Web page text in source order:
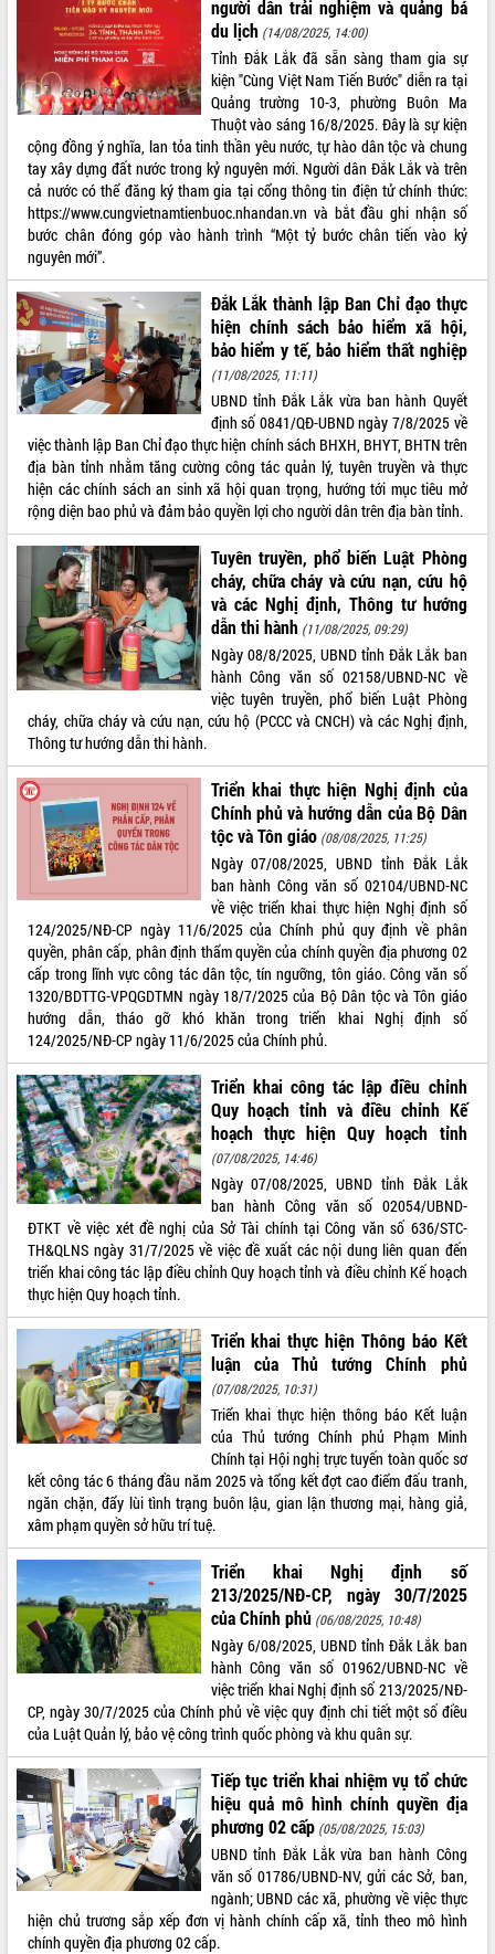
người dân trải nghiệm và quảng bá
du lịch (14/08/2025, 14:00)
Tỉnh Đắk Lắk đã sẵn sàng tham gia sự
kiện "Cùng Việt Nam Tiến Bước" diễn ra tại
Quảng trường 10-3, phường Buôn Ma
Thuột vào sáng 16/8/2025. Đây là sự kiện
cộng đồng ý nghĩa, lan tỏa tinh thần yêu nước, tự hào dân tộc và chung
tay xây dựng đất nước trong kỷ nguyên mới. Người dân Đắk Lắk và trên
cả nước có thể đăng ký tham gia tại cổng thông tin điện tử chính thức:
https://www.cungvietnamtienbuoc.nhandan.vn và bắt đầu ghi nhận số
bước chân đóng góp vào hành trình “Một tỷ bước chân tiến vào kỷ
nguyên mới”.
Đắk Lắk thành lập Ban Chỉ đạo thực
hiện chính sách bảo hiểm xã hội,
bảo hiểm y tế, bảo hiểm thất nghiệp
(11/08/2025, 11:11)
UBND tỉnh Đắk Lắk vừa ban hành Quyết
định số 0841/QĐ-UBND ngày 7/8/2025 về
việc thành lập Ban Chỉ đạo thực hiện chính sách BHXH, BHYT, BHTN trên
địa bàn tỉnh nhằm tăng cường công tác quản lý, tuyên truyền và thực
hiện các chính sách an sinh xã hội quan trọng, hướng tới mục tiêu mở
rộng diện bao phủ và đảm bảo quyền lợi cho người dân trên địa bàn tỉnh.
Tuyên truyền, phổ biến Luật Phòng
cháy, chữa cháy và cứu nạn, cứu hộ
và các Nghị định, Thông tư hướng
dẫn thi hành (11/08/2025, 09:29)
Ngày 08/8/2025, UBND tỉnh Đắk Lắk ban
hành Công văn số 02158/UBND-NC về
việc tuyên truyền, phổ biến Luật Phòng
cháy, chữa cháy và cứu nạn, cứu hộ (PCCC và CNCH) và các Nghị định,
Thông tư hướng dẫn thi hành.
Triển khai thực hiện Nghị định của
Chính phủ và hướng dẫn của Bộ Dân
tộc và Tôn giáo (08/08/2025, 11:25)
Ngày 07/08/2025, UBND tỉnh Đắk Lắk
ban hành Công văn số 02104/UBND-NC
về việc triển khai thực hiện Nghị định số
124/2025/NĐ-CP ngày 11/6/2025 của Chính phủ quy định về phân
quyền, phân cấp, phân định thẩm quyền của chính quyền địa phương 02
cấp trong lĩnh vực công tác dân tộc, tín ngưỡng, tôn giáo. Công văn số
1320/BDTTG-VPQGDTMN ngày 18/7/2025 của Bộ Dân tộc và Tôn giáo
hướng dẫn, tháo gỡ khó khăn trong triển khai Nghị định số
124/2025/NĐ-CP ngày 11/6/2025 của Chính phủ.
Triển khai công tác lập điều chỉnh
Quy hoạch tỉnh và điều chỉnh Kế
hoạch thực hiện Quy hoạch tỉnh
(07/08/2025, 14:46)
Ngày 07/08/2025, UBND tỉnh Đắk Lắk
ban hành Công văn số 02054/UBND-
ĐTKT về việc xét đề nghị của Sở Tài chính tại Công văn số 636/STC-
TH&QLNS ngày 31/7/2025 về việc đề xuất các nội dung liên quan đến
triển khai công tác lập điều chỉnh Quy hoạch tỉnh và điều chỉnh Kế hoạch
thực hiện Quy hoạch tỉnh.
Triển khai thực hiện Thông báo Kết
luận của Thủ tướng Chính phủ
(07/08/2025, 10:31)
Triển khai thực hiện thông báo Kết luận
của Thủ tướng Chính phủ Phạm Minh
Chính tại Hội nghị trực tuyến toàn quốc sơ
kết công tác 6 tháng đầu năm 2025 và tổng kết đợt cao điểm đấu tranh,
ngăn chặn, đẩy lùi tình trạng buôn lậu, gian lận thương mại, hàng giả,
xâm phạm quyền sở hữu trí tuệ.
Triển khai Nghị định số
213/2025/NĐ-CР, ngày 30/7/2025
của Chính phủ (06/08/2025, 10:48)
Ngày 6/08/2025, UBND tỉnh Đắk Lắk ban
hành Công văn số 01962/UBND-NC về
việc triển khai Nghị định số 213/2025/NĐ-
CР, ngày 30/7/2025 của Chính phủ về việc quy định chi tiết một số điều
của Luật Quản lý, bảo vệ công trình quốc phòng và khu quân sự.
Tiếp tục triển khai nhiệm vụ tổ chức
hiệu quả mô hình chính quyền địa
phương 02 cấp (05/08/2025, 15:03)
UBND tỉnh Đắk Lắk vừa ban hành Công
văn số 01786/UBND-NV, gửi các Sở, ban,
ngành; UBND các xã, phường về việc thực
hiện chủ trương sắp xếp đơn vị hành chính cấp xã, tỉnh theo mô hình
chính quyền địa phương 02 cấp.